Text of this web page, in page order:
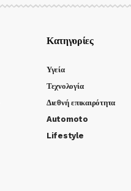
Κατηγορίες
Υγεία
Τεχνολογία
Διεθνή επικαιρότητα
Automoto
Lifestyle